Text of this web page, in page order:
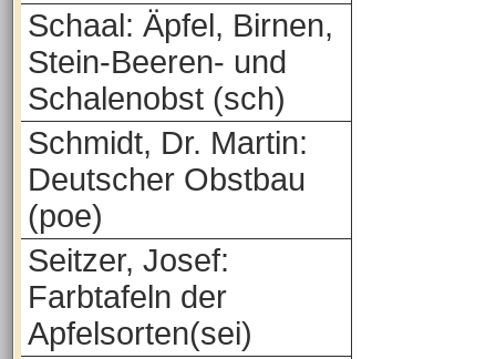
Schaal: Äpfel, Birnen,
Stein-Beeren- und
Schalenobst (sch)
Schmidt, Dr. Martin:
Deutscher Obstbau
(poe)
Seitzer, Josef:
Farbtafeln der
Apfelsorten(sei)